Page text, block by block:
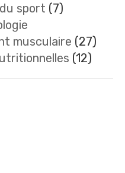
sport (7)
musculaire (27)
(12)